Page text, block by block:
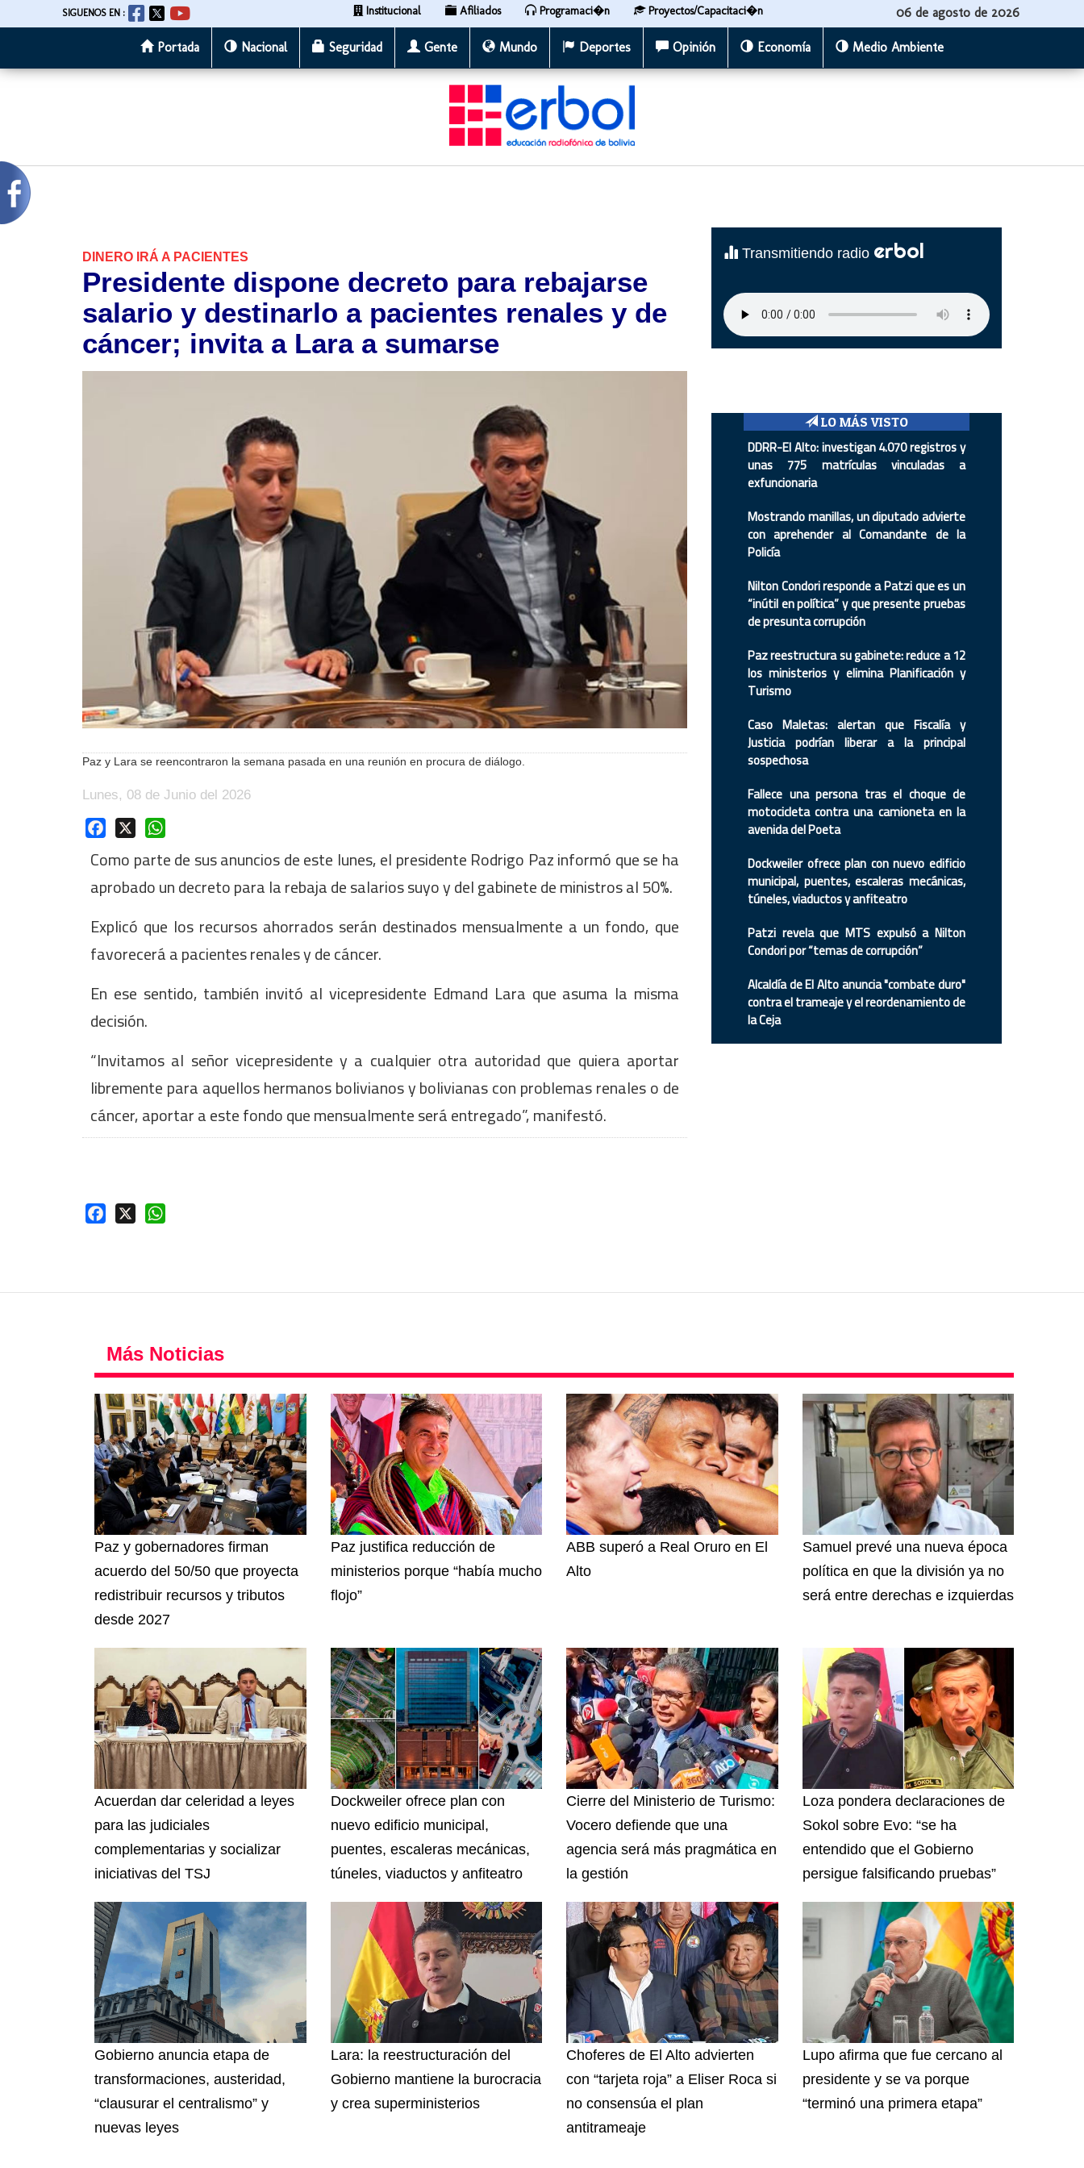
al
SIGUENOS EN : Institucional Afiliados Programaci�n Proyectos/Capacitaci�n 06 de agosto de 2026
Portada Nacional Seguridad Gente Mundo Deportes Opinión Economía Medio Ambiente
DINERO IRÁ A PACIENTES
Presidente dispone decreto para rebajarse
salario y destinarlo a pacientes renales y de
cáncer; invita a Lara a sumarse
Paz y Lara se reencontraron la semana pasada en una reunión en procura de diálogo.
Lunes, 08 de Junio del 2026
Facebook
Como parte de sus anuncios de este lunes, el presidente Rodrigo Paz informó que se ha
aprobado un decreto para la rebaja de salarios suyo y del gabinete de ministros al 50%.
Explicó que los recursos ahorrados serán destinados mensualmente a un fondo, que
favorecerá a pacientes renales y de cáncer.
En ese sentido, también invitó al vicepresidente Edmand Lara que asuma la misma
decisión.
“Invitamos al señor vicepresidente y a cualquier otra autoridad que quiera aportar
libremente para aquellos hermanos bolivianos y bolivianas con problemas renales o de
cáncer, aportar a este fondo que mensualmente será entregado”, manifestó.
Facebook
Transmitiendo radio erbol
LO MÁS VISTO
DDRR-El Alto: investigan 4.070 registros y
unas 775 matrículas vinculadas a
exfuncionaria
Mostrando manillas, un diputado advierte
con aprehender al Comandante de la
Policía
Nilton Condori responde a Patzi que es un
“inútil en política” y que presente pruebas
de presunta corrupción
Paz reestructura su gabinete: reduce a 12
los ministerios y elimina Planificación y
Turismo
Caso Maletas: alertan que Fiscalía y
Justicia podrían liberar a la principal
sospechosa
Fallece una persona tras el choque de
motocicleta contra una camioneta en la
avenida del Poeta
Dockweiler ofrece plan con nuevo edificio
municipal, puentes, escaleras mecánicas,
túneles, viaductos y anfiteatro
Patzi revela que MTS expulsó a Nilton
Condori por “temas de corrupción”
Alcaldía de El Alto anuncia "combate duro"
contra el trameaje y el reordenamiento de
la Ceja
Más Noticias
Paz y gobernadores firman
acuerdo del 50/50 que proyecta
redistribuir recursos y tributos
desde 2027
Paz justifica reducción de
ministerios porque “había mucho
flojo”
ABB superó a Real Oruro en El
Alto
Samuel prevé una nueva época
política en que la división ya no
será entre derechas e izquierdas
Acuerdan dar celeridad a leyes
para las judiciales
complementarias y socializar
iniciativas del TSJ
Dockweiler ofrece plan con
nuevo edificio municipal,
puentes, escaleras mecánicas,
túneles, viaductos y anfiteatro
Cierre del Ministerio de Turismo:
Vocero defiende que una
agencia será más pragmática en
la gestión
Loza pondera declaraciones de
Sokol sobre Evo: “se ha
entendido que el Gobierno
persigue falsificando pruebas”
Gobierno anuncia etapa de
transformaciones, austeridad,
“clausurar el centralismo” y
nuevas leyes
Lara: la reestructuración del
Gobierno mantiene la burocracia
y crea superministerios
Choferes de El Alto advierten
con “tarjeta roja” a Eliser Roca si
no consensúa el plan
antitrameaje
Lupo afirma que fue cercano al
presidente y se va porque
“terminó una primera etapa”